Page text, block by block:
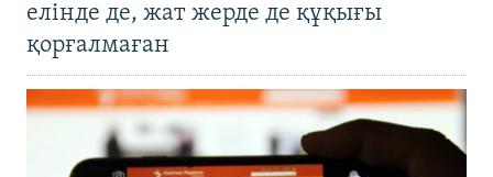
елінде де, жат жерде де құқығы
қорғалмаған